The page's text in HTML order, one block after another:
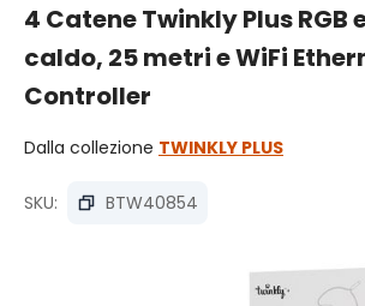
4 Catene Twinkly Plus RGB
caldo, 25 metri e WiFi
Controller
Dalla collezione TWINKLY PLUS
SKU: BTW40854